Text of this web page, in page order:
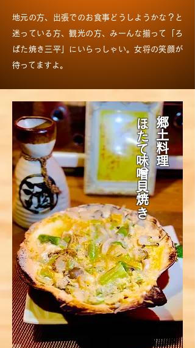
地元の方、出張でのお食事どうしようかな？と
迷っている方、観光の方、みーんな揃って「ろ
ばた焼き三平」にいらっしゃい。女将の笑顔が
待ってますよ。
郷土料理
ほたて味噌貝焼き